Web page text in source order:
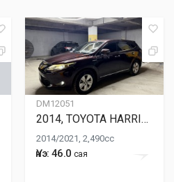
DM12051
2014, TOYOTA HARRIER
2014/2021, 2,490cc
Үнэ: 46.0 сая